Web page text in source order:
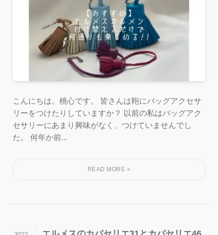
こんにちは。桃心です。 皆さんは鞄にバッグアクセサ
リーをつけたりしていますか？ 以前の私はバッグアク
セサリーにあまり興味がなく、つけていませんでし
た。 何年か前...